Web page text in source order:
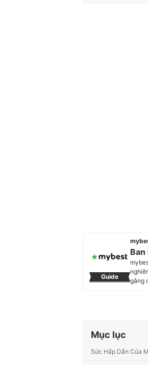
Guide
gắng
Mục lục
Sức Hấp Dẫn Của